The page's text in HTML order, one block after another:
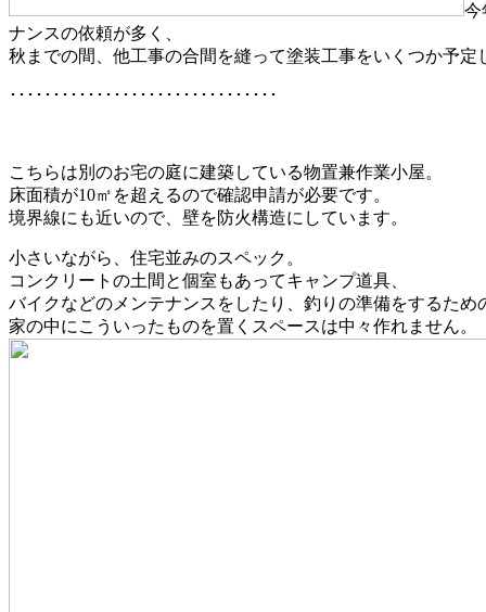
今
ナンスの依頼が多く、
秋までの間、他工事の合間を縫って塗装工事をいくつか予定
･･･････････････････････････････
こちらは別のお宅の庭に建築している物置兼作業小屋。
床面積が10㎡を超えるので確認申請が必要です。
境界線にも近いので、壁を防火構造にしています。
小さいながら、住宅並みのスペック。
コンクリートの土間と個室もあってキャンプ道具、
バイクなどのメンテナンスをしたり、釣りの準備をするため
家の中にこういったものを置くスペースは中々作れません。